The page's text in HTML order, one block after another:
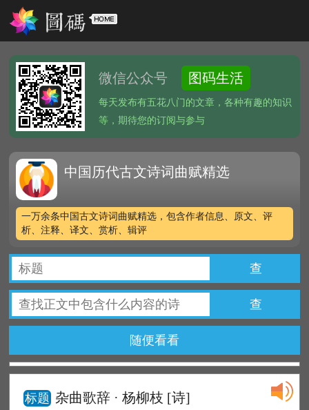
微信公众号 图码生活
每天发布有五花八门的文章，各种有趣的知识
等，期待您的订阅与参与
中国历代古文诗词曲赋精选
一万余条中国古文诗词曲赋精选，包含作者信息、原文、评
析、注释、译文、赏析、辑评
查
查
随便看看
标题 杂曲歌辞 · 杨柳枝 [诗]